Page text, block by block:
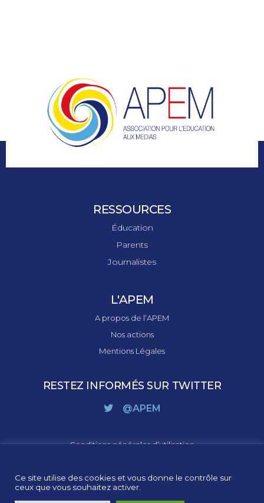
RESSOURCES
Éducation
Parents
Journalistes
L'APEM
A propos de l’APEM
Nos actions
Mentions Légales
RESTEZ INFORMÉS SUR TWITTER
@APEM
Conditions générales d’utilisation
Ce site utilise des cookies et vous donne le contrôle sur
ceux que vous souhaitez activer.